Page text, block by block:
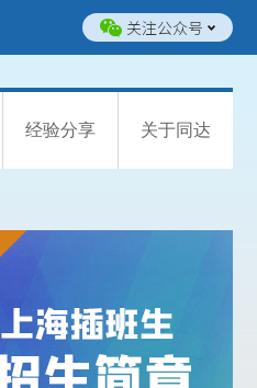
关注公众号
经验分享 关于同达